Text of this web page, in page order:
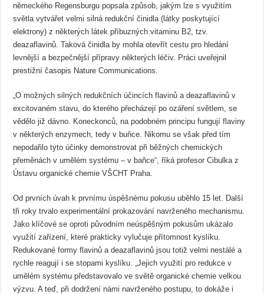
německého Regensburgu popsala způsob, jakým lze s využitím
světla vytvářet velmi silná redukční činidla (látky poskytující
elektrony) z některých látek příbuzných vitaminu B2, tzv.
deazaflavinů. Taková činidla by mohla otevřít cestu pro hledání
levnější a bezpečnější přípravy některých léčiv. Práci uveřejnil
prestižní časopis Nature Communications.
„O možných silných redukčních účincích flavinů a deazaflavinů v
excitovaném stavu, do kterého přecházejí po ozáření světlem, se
vědělo již dávno. Koneckonců, na podobném principu fungují flaviny
v některých enzymech, tedy v buňce. Nikomu se však před tím
nepodařilo tyto účinky demonstrovat při běžných chemických
přeměnách v umělém systému – v baňce“, říká profesor Cibulka z
Ústavu organické chemie VŠCHT Praha.
Od prvních úvah k prvnímu úspěšnému pokusu uběhlo 15 let. Další
tři roky trvalo experimentální prokazování navrženého mechanismu.
Jako klíčové se oproti původním neúspěšným pokusům ukázalo
využití zařízení, které prakticky vylučuje přítomnost kyslíku.
Redukované formy flavinů a deazaflavinů jsou totiž velmi nestálé a
rychle reagují i se stopami kyslíku. „Jejich využití pro redukce v
umělém systému představovalo ve světě organické chemie velkou
výzvu. A teď, při dodržení námi navrženého postupu, to dokáže i